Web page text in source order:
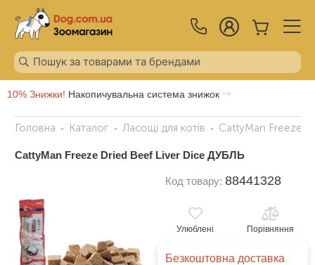
10% Знижки! Накопичувальна система знижок
Головна Каталог Ласощі для котів CattyMan Freeze
CattyMan Freeze Dried Beef Liver Dice ДУБЛЬ
Код товару: 88441328
Улюблені Порівняння
Безкоштовна доставка